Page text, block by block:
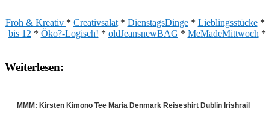
Froh & Kreativ * Creativsalat* DienstagsDinge* Lieblingsstücke*
bis 12 * Öko?-Logisch! * oldJeansnewBAG * MeMadeMittwoch *
Weiterlesen:
MMM: Kirsten Kimono Tee Maria Denmark Reiseshirt Dublin Irishrail